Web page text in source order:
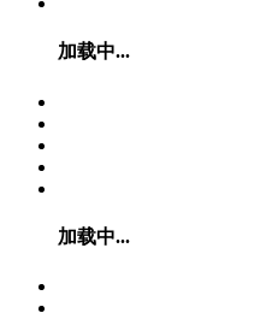
加载中...
加载中...